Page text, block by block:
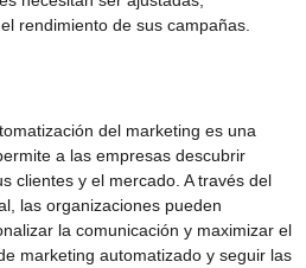
rendimiento de sus campañas.
del marketing es una
a las empresas descubrir
clientes y el mercado. A través del
, las organizaciones pueden
la comunicación y maximizar el
marketing automatizado y seguir las